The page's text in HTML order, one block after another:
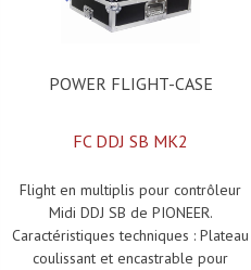
POWER FLIGHT-CASE
FC DDJ SB MK2
Flight en multiplis pour contrôleur
Midi DDJ SB de PIONEER.
Caractéristiques techniques : Plateau
coulissant et encastrable pour